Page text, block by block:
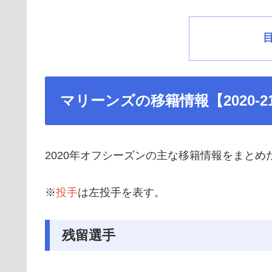
マリーンズの移籍情報【2020-21
2020年オフシーズンの主な移籍情報をまとめ
※投手は左投手を表す。
残留選手